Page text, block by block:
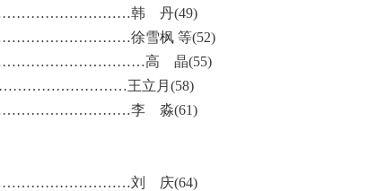
韩 丹(49)
徐雪枫 等(52)
高 晶(55)
王立月(58)
李 淼(61)
刘 庆(64)